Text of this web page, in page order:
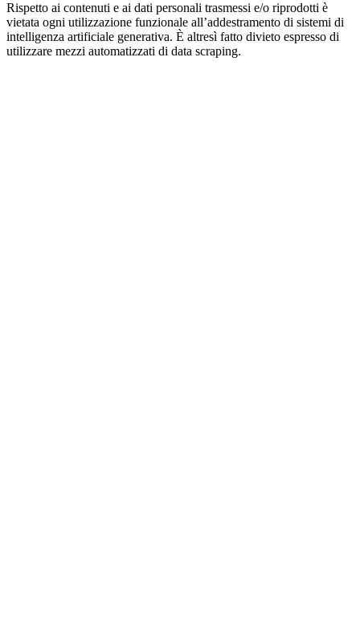
Rispetto ai contenuti e ai dati personali trasmessi e/o riprodotti è
vietata ogni utilizzazione funzionale all’addestramento di sistemi di
intelligenza artificiale generativa. È altresì fatto divieto espresso di
utilizzare mezzi automatizzati di data scraping.